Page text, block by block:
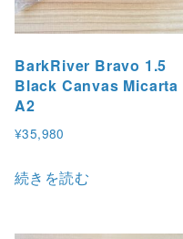
BarkRiver Bravo 1.5
Black Canvas Micarta
A2
¥35,980
続きを読む